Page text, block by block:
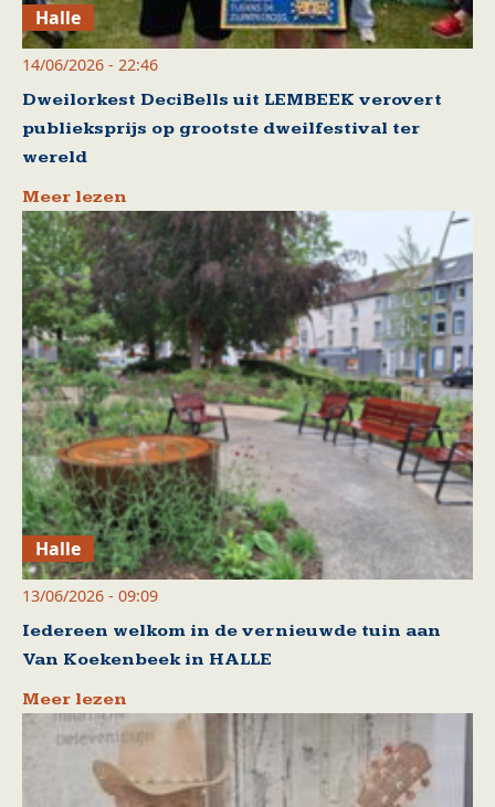
Halle
14/06/2026 - 22:46
Dweilorkest DeciBells uit LEMBEEK verovert
publieksprijs op grootste dweilfestival ter
wereld
Meer lezen
Halle
13/06/2026 - 09:09
Iedereen welkom in de vernieuwde tuin aan
Van Koekenbeek in HALLE
Meer lezen